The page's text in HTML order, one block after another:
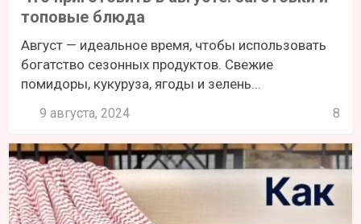
топовые блюда
Август — идеальное время, чтобы использовать
богатство сезонных продуктов. Свежие
помидоры, кукуруза, ягоды и зелень...
9 августа, 2024 8